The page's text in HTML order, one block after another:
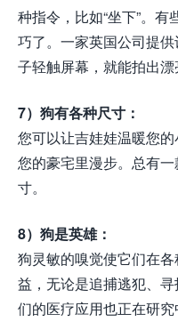
种指令，比如“坐下”。
巧了。一家英国公司提
子轻触屏幕，就能拍出漂
7）狗有各种尺寸：
您可以让吉娃娃温暖您
您的豪宅里漫步。总有
寸。
8）狗是英雄：
狗灵敏的嗅觉使它们在
益，无论是追捕逃犯、
们的医疗应用也正在研